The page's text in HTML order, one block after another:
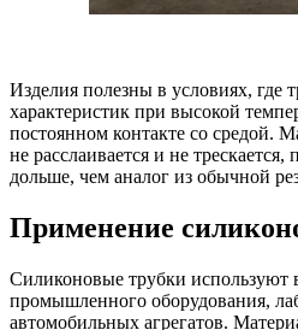
Изделия полезны в условиях, где
характеристик при высокой
постоянном контакте со средой.
не расслаивается и не
дольше, чем аналог из обычной
Применение
Силиконовые трубки используют
промышленного оборудования,
автомобильных агрегатов.